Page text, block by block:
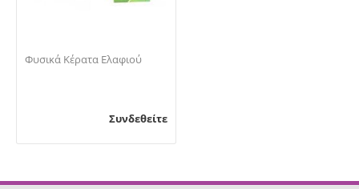
Φυσικά Κέρατα Ελαφιού
Συνδεθείτε